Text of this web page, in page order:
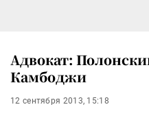
Адвокат:
Камбоджи
12 сентября 2013, 15:18